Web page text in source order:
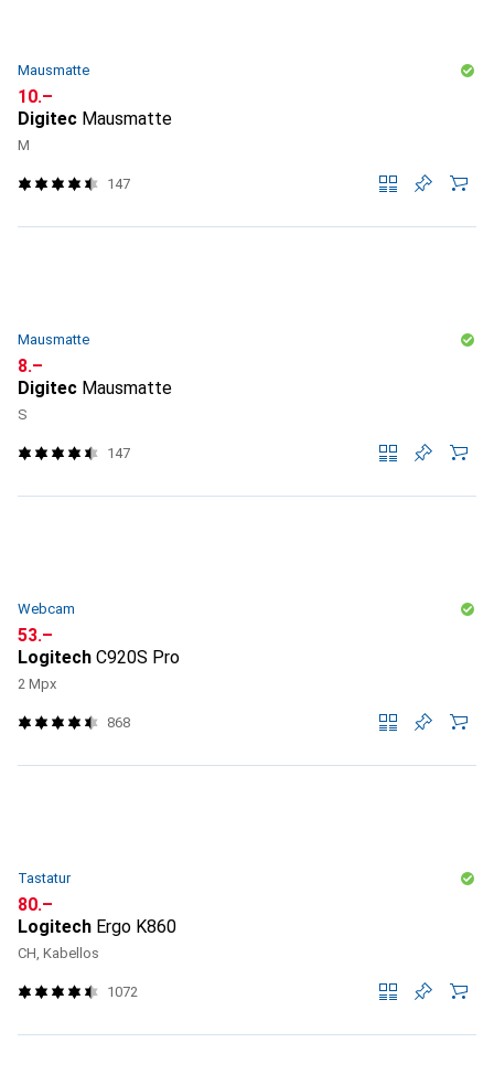
Mausmatte
CHF
10.–
Digitec Mausmatte
M
147
Mausmatte
CHF
8.–
Digitec Mausmatte
S
147
Webcam
CHF
53.–
Logitech C920S Pro
2 Mpx
868
Tastatur
CHF
80.–
Logitech Ergo K860
CH, Kabellos
1072